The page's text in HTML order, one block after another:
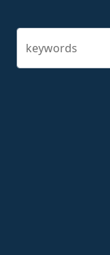
keywords